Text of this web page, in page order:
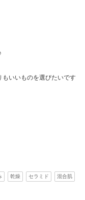
いいものを選びたいです
乾燥 セラミド 混合肌